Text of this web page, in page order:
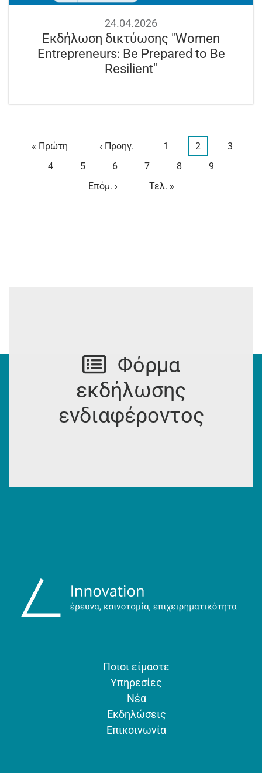
24.04.2026
Εκδήλωση δικτύωσης "Women
Entrepreneurs: Be Prepared to Be
Resilient"
Σελιδοποίηση
First
page
« Πρώτη
Προηγούμενη
σελίδα
‹ Προηγ. Page
1
Τρέχουσα
σελίδα
2 Page
3
Page
4 Page
5 Page
6 Page
7 Page
8 Page
9
Next
Επόμ. ›
Last
Τελ. »
Φόρμα
εκδήλωσης
ενδιαφέροντος
Ποιοι είμαστε
Υπηρεσίες
Νέα
Εκδηλώσεις
Επικοινωνία